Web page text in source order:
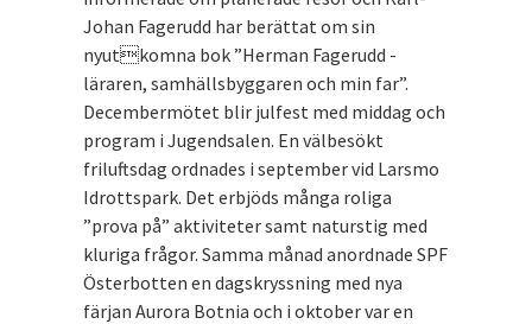
Johan Fagerudd har berättat om sin
nyutkomna bok ”Herman Fagerudd -
läraren, samhällsbyggaren och min far”.
Decembermötet blir julfest med middag och
program i Jugendsalen. En välbesökt
friluftsdag ordnades i september vid Larsmo
Idrottspark. Det erbjöds många roliga
”prova på” aktiviteter samt naturstig med
kluriga frågor. Samma månad anordnade SPF
Österbotten en dagskryssning med nya
färjan Aurora Botnia och i oktober var en